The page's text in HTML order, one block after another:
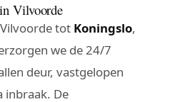
Vilvoorde
tot Koningslo,
we de 24/7
deur, vastgelopen
inbraak. De